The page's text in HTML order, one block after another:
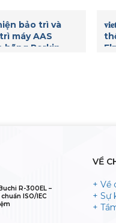
bảo trì và
máy AAS
hãng Perkin
R-300EL –
ISO/IEC
VỀ
+ Về
+ Sự
+